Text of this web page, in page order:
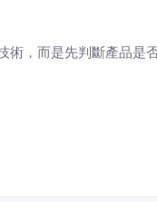
術，而是先判斷產品是